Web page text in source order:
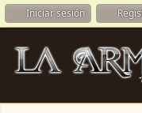
Iniciar sesión